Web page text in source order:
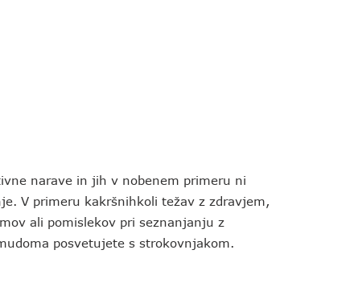
narave in jih v nobenem primeru ni
V primeru kakršnihkoli težav z zdravjem,
ali pomislekov pri seznanjanju z
posvetujete s strokovnjakom.